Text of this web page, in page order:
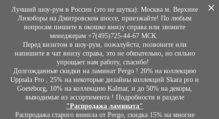
Лучший шоу-рум в России (это не шутка): Москва м. Верхние
Лихоборы на Дмитровском шоссе, приезжайте! По любым
вопросам пишите в окошко внизу справа или звоните
менеджерам +7(495)725-44-67 МСК.
Перед визитом в шоу-рум, пожалуйста, позвоните или
напишите в чат внизу справа, это не обязательно, но сильно
упрощает нам работу, спасибо!
Долгожданные скидки на ламинат Pergo ! 20% на коллекцию
Uppsala Pro , 25% на некоторые дизайны коллекций Skara pro и
Goeteborg, 10% на коллекцию Kalmar, и до 50% на декоры,
выводимые из ассортимента ! Подробности в разделе
"Распродажа ламината"
Распродажа старого винила от Pergo, скидка 15% на многие